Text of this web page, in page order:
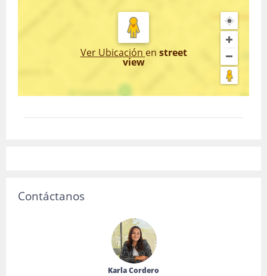
Ver Ubicación en street
view
Contáctanos
Karla Cordero